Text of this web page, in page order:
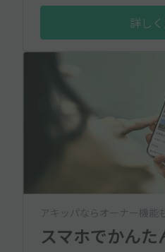
詳し
アキッパならオーナー機能
スマホでかんた